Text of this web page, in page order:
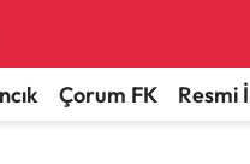
Çorum FK Resmi